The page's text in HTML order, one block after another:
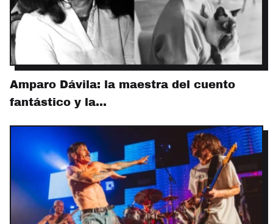
Amparo Dávila: la maestra del cuento
fantástico y la…